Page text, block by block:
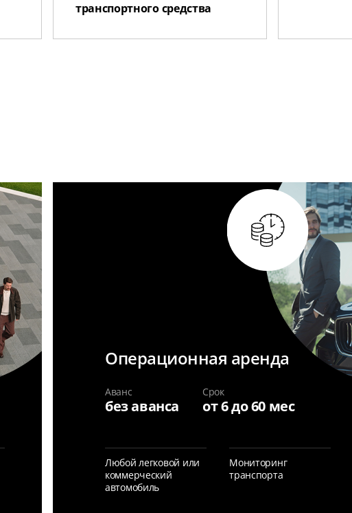
транспортного средства
Операционная аренда
Аванс
без аванса
Срок
от 6 до 60 мес
Любой легковой или
коммерческий
автомобиль
Мониторинг
транспорта